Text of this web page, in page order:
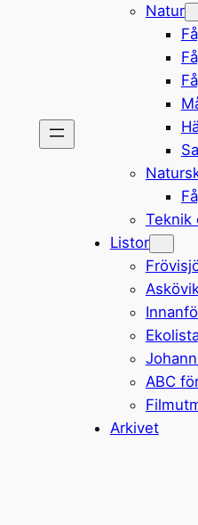
Natur
Teknik
Listor
ABC
Arkivet